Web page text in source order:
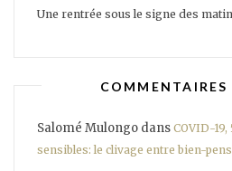
Une rentrée sous le signe des
COMMENTAIRES
Salomé Mulongo dans COVID-
sensibles: le clivage entre bien-